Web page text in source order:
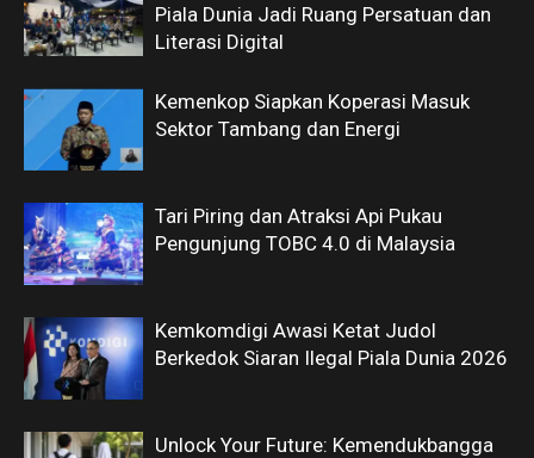
Piala Dunia Jadi Ruang Persatuan dan
Literasi Digital
Kemenkop Siapkan Koperasi Masuk
Sektor Tambang dan Energi
Tari Piring dan Atraksi Api Pukau
Pengunjung TOBC 4.0 di Malaysia
Kemkomdigi Awasi Ketat Judol
Berkedok Siaran Ilegal Piala Dunia 2026
Unlock Your Future: Kemendukbangga